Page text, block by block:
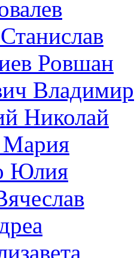
Ровшан
Владимир
Николай
Юлия